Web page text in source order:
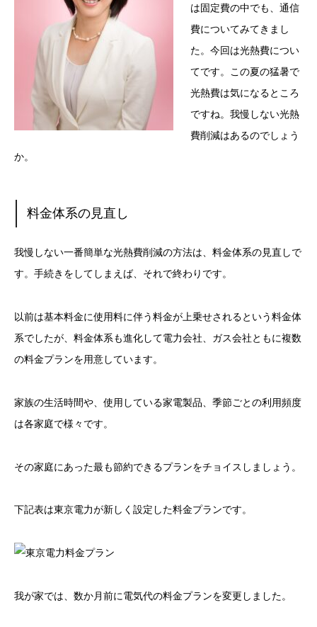
は固定費の中でも、通信
費についてみてきまし
た。今回は光熱費につい
てです。この夏の猛暑で
光熱費は気になるところ
ですね。我慢しない光熱
費削減はあるのでしょう
か。
料金体系の見直し
我慢しない一番簡単な光熱費削減の方法は、料金体系の見直しで
す。手続きをしてしまえば、それで終わりです。
以前は基本料金に使用料に伴う料金が上乗せされるという料金体
系でしたが、料金体系も進化して電力会社、ガス会社ともに複数
の料金プランを用意しています。
家族の生活時間や、使用している家電製品、季節ごとの利用頻度
は各家庭で様々です。
その家庭にあった最も節約できるプランをチョイスしましょう。
下記表は東京電力が新しく設定した料金プランです。
我が家では、数か月前に電気代の料金プランを変更しました。